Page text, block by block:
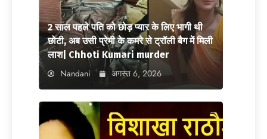
2 साल पहले पति को छोड़ प्यार के लिए भागी थी
छोटी, अब उसी प्रेमी के कमरे से ट्रॉली बैग में मिली
लाश| Chhoti Kumari murder
Nandani अगस्त 6, 2026